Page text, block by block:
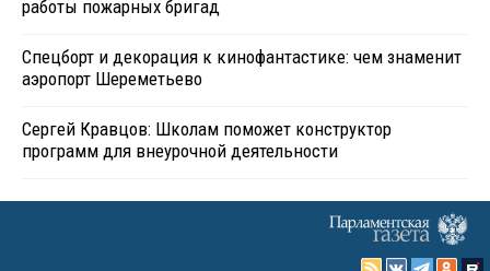
работы пожарных бригад
Спецборт и декорация к кинофантастике: чем знаменит
аэропорт Шереметьево
Сергей Кравцов: Школам поможет конструктор
программ для внеурочной деятельности